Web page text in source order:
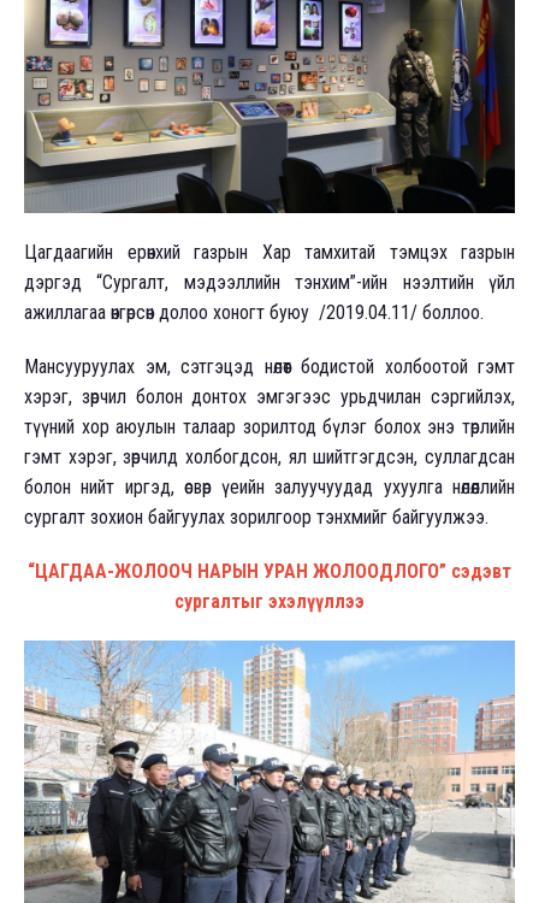
Цагдаагийн ерөнхий газрын Хар тамхитай тэмцэх газрын
дэргэд “Сургалт, мэдээллийн тэнхим”-ийн нээлтийн үйл
ажиллагаа өнгөрсөн долоо хоногт буюу /2019.04.11/ боллоо.
Мансууруулах эм, сэтгэцэд нөлөөт бодистой холбоотой гэмт
хэрэг, зөрчил болон донтох эмгэгээс урьдчилан сэргийлэх,
түүний хор аюулын талаар зорилтод бүлэг болох энэ төрлийн
гэмт хэрэг, зөрчилд холбогдсон, ял шийтгэгдсэн, суллагдсан
болон нийт иргэд, өсвөр үеийн залуучуудад ухуулга нөлөөллийн
сургалт зохион байгуулах зорилгоор тэнхмийг байгуулжээ.
“ЦАГДАА-ЖОЛООЧ НАРЫН УРАН ЖОЛООДЛОГО” сэдэвт
сургалтыг эхэлүүллээ